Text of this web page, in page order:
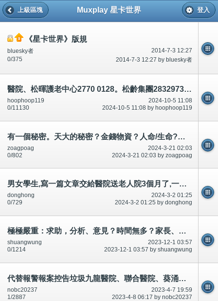
Muxplay 星卡世界
上級區塊 登入
《星卡世界》版規
2014-7-3 12:27
bluesky者
2014-7-3 12:27 by bluesky者
0/375
醫院、松暉護老中心2770 0128。松齡集團28329737知道病人吃/食多少.餵食
2024-10-5 11:08
hoophoop119
2024-10-5 11:08 by hoophoop119
0/11130
有一個秘密。天大的秘密？金錢物資？人命/生命?叫容逸郎小學監護人62210969每一個人都不同/唔同!香港中國
2024-3-21 02:03
zoagpoag
2024-3-21 02:03 by zoagpoag
0/802
男女學生,寫一篇文章交給醫院送老人院3個月了,一天不給/唔俾80歲8杯水,20歲20杯,廁所8次～蘇志豪/蘇貴利61361681
2024-3-2 01:25
donghong
2024-3-2 01:25 by donghong
0/729
極極嚴重：求助，分析、意見？時間無多？家長、學生。
2023-12-1 03:57
shuangwung
2023-12-1 03:57 by shuangwung
0/1214
代替報警報案控告垃圾九龍醫院、聯合醫院、葵涌醫院、容鳳書診所。承認多次合謀犯法犯罪。
2023-4-7 19:59
nobc20237
2023-4-8 06:17 by nobc20237
1/2887